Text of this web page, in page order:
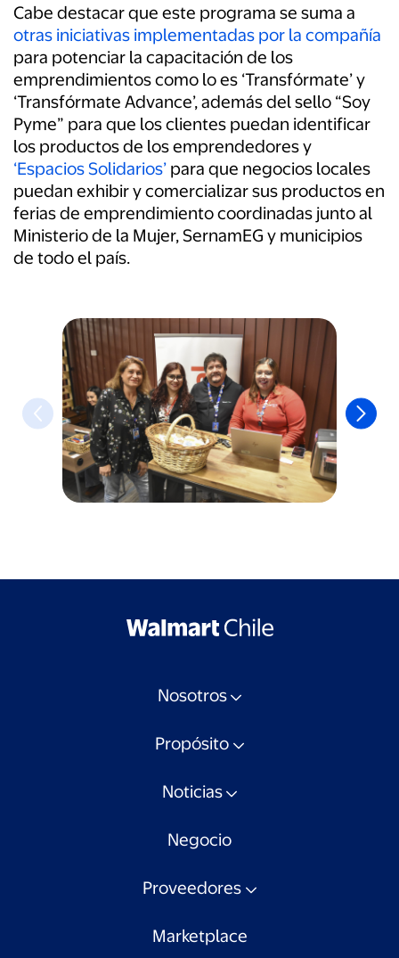
Cabe destacar que este programa se suma a
otras iniciativas implementadas por la compañía
para potenciar la capacitación de los
emprendimientos como lo es ‘Transfórmate’ y
‘Transfórmate Advance’, además del sello “Soy
Pyme” para que los clientes puedan identificar
los productos de los emprendedores y
‘Espacios Solidarios’ para que negocios locales
puedan exhibir y comercializar sus productos en
ferias de emprendimiento coordinadas junto al
Ministerio de la Mujer, SernamEG y municipios
de todo el país.
Nosotros
Propósito
Noticias
Negocio
Proveedores
Marketplace